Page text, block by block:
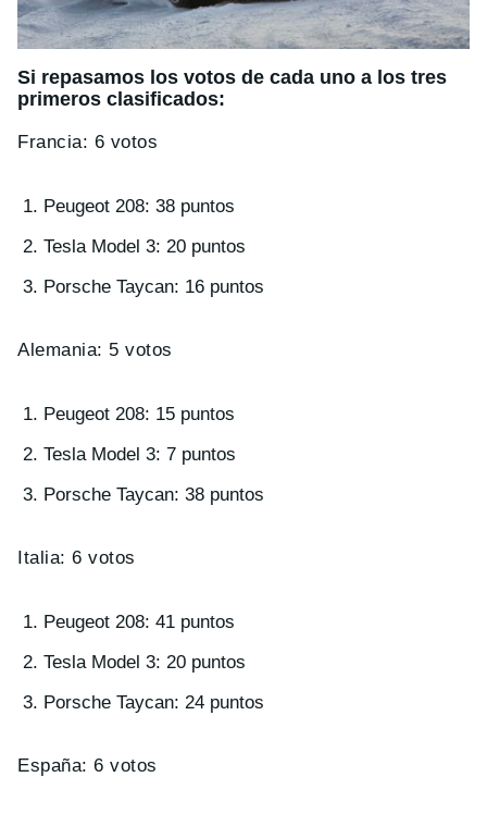
Si repasamos los votos de cada uno a los tres
primeros clasificados:
Francia: 6 votos
Peugeot 208: 38 puntos
Tesla Model 3: 20 puntos
Porsche Taycan: 16 puntos
Alemania: 5 votos
Peugeot 208: 15 puntos
Tesla Model 3: 7 puntos
Porsche Taycan: 38 puntos
Italia: 6 votos
Peugeot 208: 41 puntos
Tesla Model 3: 20 puntos
Porsche Taycan: 24 puntos
España: 6 votos